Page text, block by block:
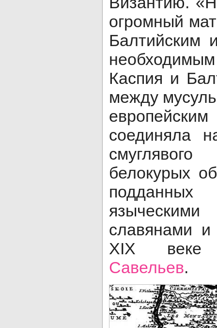
огромный
Балтийским
Каспия и
между
соединяла
белокурых
славянами
XIX
Савельев.